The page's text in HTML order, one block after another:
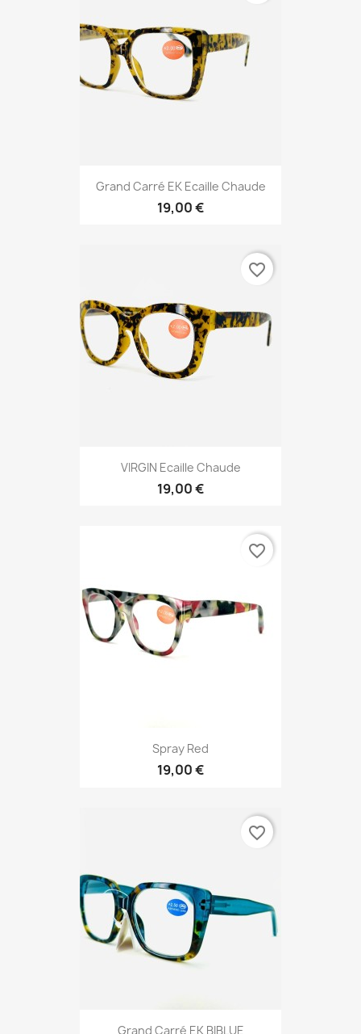
Grand Carré EK Ecaille Chaude
19,00 €
VIRGIN Ecaille Chaude
19,00 €
favorite_border
Spray Red
19,00 €
favorite_border
Grand Carré EK BIBLUE
favorite_border